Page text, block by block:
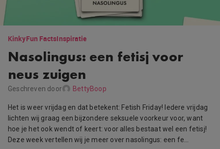
KinkyFun FactsInspiratie
Nasolingus: een fetisj voor
neus zuigen
Geschreven door BettyBoop
Het is weer vrijdag en dat betekent: Fetish Friday! Iedere vrijdag
lichten wij graag een bijzondere seksuele voorkeur voor, want
hoe je het ook wendt of keert: voor alles bestaat wel een fetisj!
Deze week vertellen wij je meer over nasolingus: een fe…